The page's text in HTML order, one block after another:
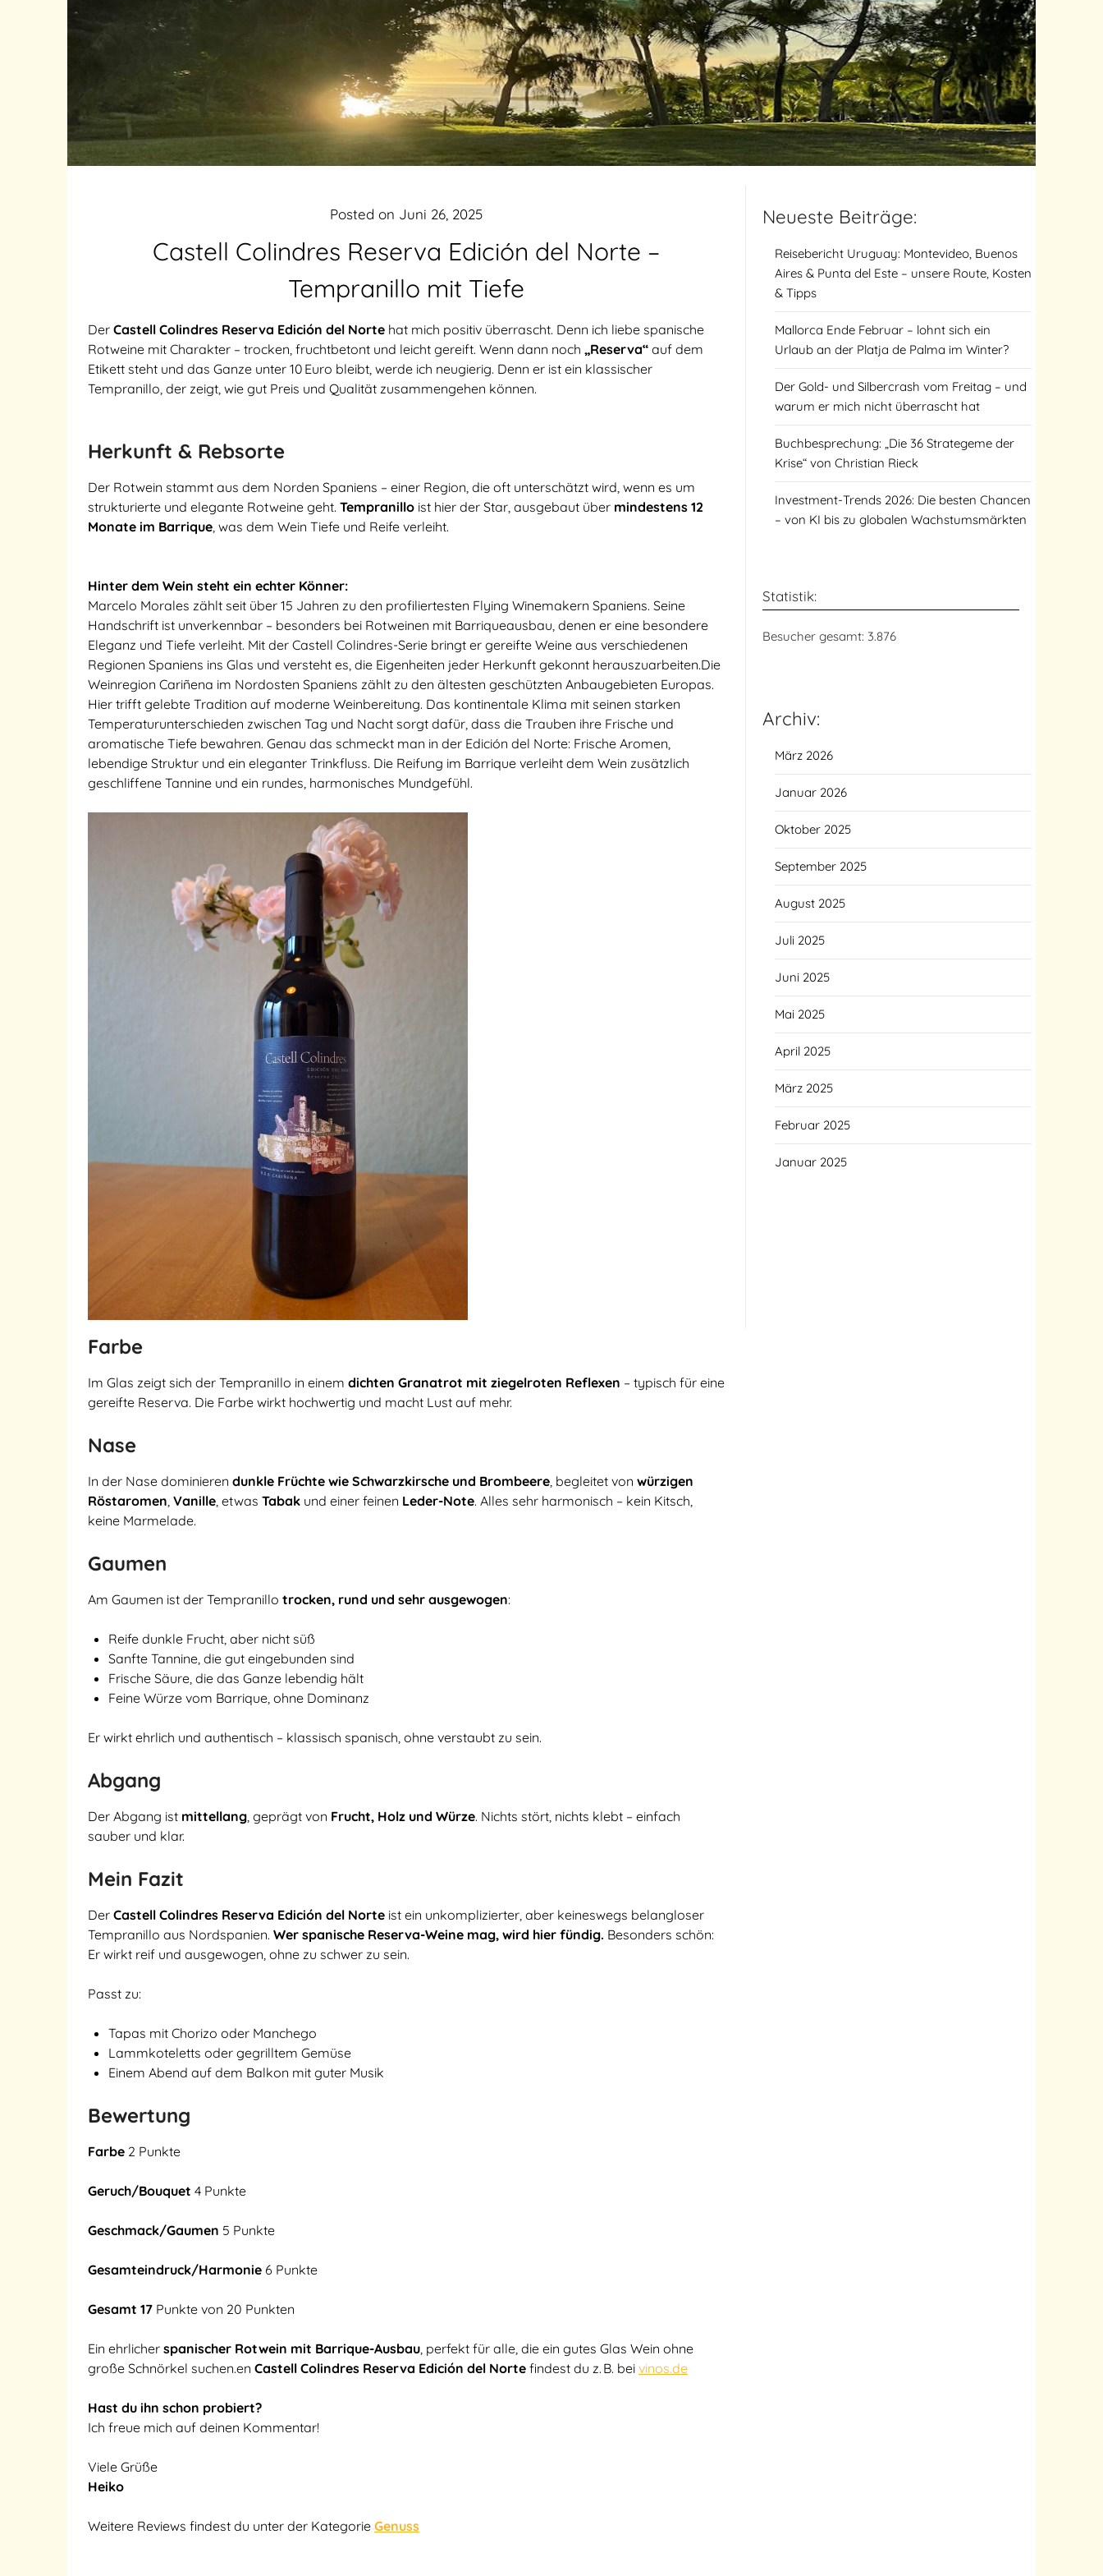
Castell Colindres Reserva Edición del Norte –
Tempranillo mit Tiefe
Posted on Juni 26, 2025
Der Castell Colindres Reserva Edición del Norte hat mich positiv überrascht. Denn ich liebe spanische
Rotweine mit Charakter – trocken, fruchtbetont und leicht gereift. Wenn dann noch „Reserva“ auf dem
Etikett steht und das Ganze unter 10 Euro bleibt, werde ich neugierig. Denn er ist ein klassischer
Tempranillo, der zeigt, wie gut Preis und Qualität zusammengehen können.
Herkunft & Rebsorte
Der Rotwein stammt aus dem Norden Spaniens – einer Region, die oft unterschätzt wird, wenn es um
strukturierte und elegante Rotweine geht. Tempranillo ist hier der Star, ausgebaut über mindestens 12
Monate im Barrique, was dem Wein Tiefe und Reife verleiht.
Hinter dem Wein steht ein echter Könner:
Marcelo Morales zählt seit über 15 Jahren zu den profiliertesten Flying Winemakern Spaniens. Seine
Handschrift ist unverkennbar – besonders bei Rotweinen mit Barriqueausbau, denen er eine besondere
Eleganz und Tiefe verleiht. Mit der Castell Colindres-Serie bringt er gereifte Weine aus verschiedenen
Regionen Spaniens ins Glas und versteht es, die Eigenheiten jeder Herkunft gekonnt herauszuarbeiten.Die
Weinregion Cariñena im Nordosten Spaniens zählt zu den ältesten geschützten Anbaugebieten Europas.
Hier trifft gelebte Tradition auf moderne Weinbereitung. Das kontinentale Klima mit seinen starken
Temperaturunterschieden zwischen Tag und Nacht sorgt dafür, dass die Trauben ihre Frische und
aromatische Tiefe bewahren. Genau das schmeckt man in der Edición del Norte: Frische Aromen,
lebendige Struktur und ein eleganter Trinkfluss. Die Reifung im Barrique verleiht dem Wein zusätzlich
geschliffene Tannine und ein rundes, harmonisches Mundgefühl.
Farbe
Im Glas zeigt sich der Tempranillo in einem dichten Granatrot mit ziegelroten Reflexen – typisch für eine
gereifte Reserva. Die Farbe wirkt hochwertig und macht Lust auf mehr.
Nase
In der Nase dominieren dunkle Früchte wie Schwarzkirsche und Brombeere , begleitet von würzigen
Röstaromen Vanille , etwas Tabak und einer feinen Leder-Note. Alles sehr harmonisch – kein Kitsch,
keine Marmelade.
Gaumen
Am Gaumen ist der Tempranillo trocken, rund und sehr ausgewogen:
Reife dunkle Frucht, aber nicht süß
Sanfte Tannine, die gut eingebunden sind
Frische Säure, die das Ganze lebendig hält
Feine Würze vom Barrique, ohne Dominanz
Er wirkt ehrlich und authentisch – klassisch spanisch, ohne verstaubt zu sein.
Abgang
Der Abgang ist mittellang , geprägt von Frucht, Holz und Würze. Nichts stört, nichts klebt – einfach
sauber und klar.
Mein Fazit
Der Castell Colindres Reserva Edición del Norte ist ein unkomplizierter, aber keineswegs belangloser
Tempranillo aus Nordspanien. Wer spanische Reserva-Weine mag, wird hier fündig. Besonders schön:
Er wirkt reif und ausgewogen, ohne zu schwer zu sein.
Passt zu:
Tapas mit Chorizo oder Manchego
Lammkoteletts oder gegrilltem Gemüse
Einem Abend auf dem Balkon mit guter Musik
Bewertung
Farbe 2 Punkte
Geruch/Bouquet 4 Punkte
Geschmack/Gaumen 5 Punkte
Gesamteindruck/Harmonie 6 Punkte
Gesamt 17 Punkte von 20 Punkten
Ein ehrlicher spanischer Rotwein mit Barrique-Ausbau , perfekt für alle, die ein gutes Glas Wein ohne
große Schnörkel suchen.en Castell Colindres Reserva Edición del Norte findest du z. B. bei vinos.de
Hast du ihn schon probiert?
Ich freue mich auf deinen Kommentar!
Viele Grüße
Heiko
Weitere Reviews findest du unter der Kategorie Genuss
Neueste Beiträge:
Reisebericht Uruguay: Montevideo, Buenos
Aires & Punta del Este – unsere Route, Kosten
& Tipps
Mallorca Ende Februar – lohnt sich ein
Urlaub an der Platja de Palma im Winter?
Der Gold- und Silbercrash vom Freitag – und
warum er mich nicht überrascht hat
Buchbesprechung: „Die 36 Strategeme der
Krise“ von Christian Rieck
Investment-Trends 2026: Die besten Chancen
– von KI bis zu globalen Wachstumsmärkten
Statistik:
Besucher gesamt: 3.876
Archiv:
März 2026
Januar 2026
Oktober 2025
September 2025
August 2025
Juli 2025
Juni 2025
Mai 2025
April 2025
März 2025
Februar 2025
Januar 2025